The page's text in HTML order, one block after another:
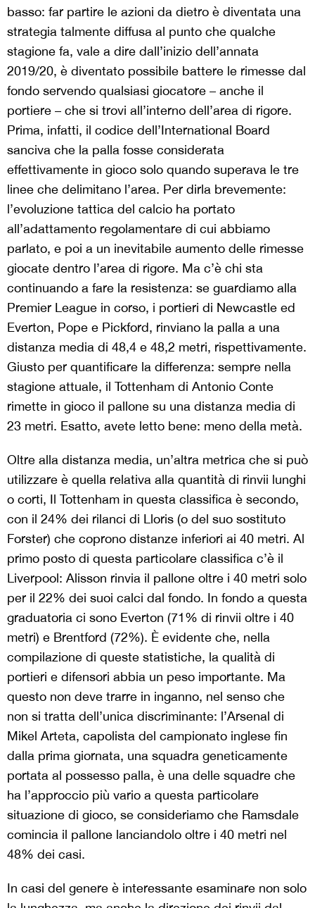
basso: far partire le azioni da dietro è diventata una
strategia talmente diffusa al punto che qualche
stagione fa, vale a dire dall’inizio dell’annata
2019/20, è diventato possibile battere le rimesse dal
fondo servendo qualsiasi giocatore – anche il
portiere – che si trovi all’interno dell’area di rigore.
Prima, infatti, il codice dell’International Board
sanciva che la palla fosse considerata
effettivamente in gioco solo quando superava le tre
linee che delimitano l’area. Per dirla brevemente:
l’evoluzione tattica del calcio ha portato
all’adattamento regolamentare di cui abbiamo
parlato, e poi a un inevitabile aumento delle rimesse
giocate dentro l’area di rigore. Ma c’è chi sta
continuando a fare la resistenza: se guardiamo alla
Premier League in corso, i portieri di Newcastle ed
Everton, Pope e Pickford, rinviano la palla a una
distanza media di 48,4 e 48,2 metri, rispettivamente.
Giusto per quantificare la differenza: sempre nella
stagione attuale, il Tottenham di Antonio Conte
rimette in gioco il pallone su una distanza media di
23 metri. Esatto, avete letto bene: meno della metà.
Oltre alla distanza media, un’altra metrica che si può
utilizzare è quella relativa alla quantità di rinvii lunghi
o corti, Il Tottenham in questa classifica è secondo,
con il 24% dei rilanci di Lloris (o del suo sostituto
Forster) che coprono distanze inferiori ai 40 metri. Al
primo posto di questa particolare classifica c’è il
Liverpool: Alisson rinvia il pallone oltre i 40 metri solo
per il 22% dei suoi calci dal fondo. In fondo a questa
graduatoria ci sono Everton (71% di rinvii oltre i 40
metri) e Brentford (72%). È evidente che, nella
compilazione di queste statistiche, la qualità di
portieri e difensori abbia un peso importante. Ma
questo non deve trarre in inganno, nel senso che
non si tratta dell’unica discriminante: l’Arsenal di
Mikel Arteta, capolista del campionato inglese fin
dalla prima giornata, una squadra geneticamente
portata al possesso palla, è una delle squadre che
ha l’approccio più vario a questa particolare
situazione di gioco, se consideriamo che Ramsdale
comincia il pallone lanciandolo oltre i 40 metri nel
48% dei casi.
In casi del genere è interessante esaminare non solo